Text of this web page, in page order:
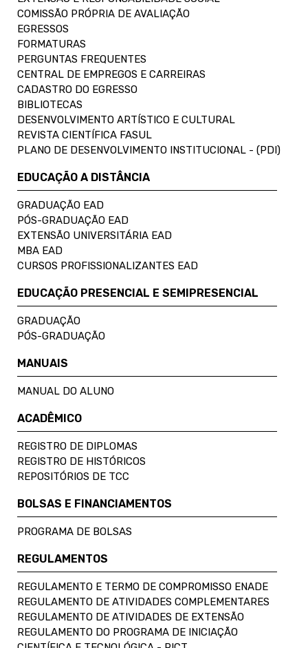
COMISSÃO PRÓPRIA DE AVALIAÇÃO
EGRESSOS
FORMATURAS
PERGUNTAS FREQUENTES
CENTRAL DE EMPREGOS E CARREIRAS
CADASTRO DO EGRESSO
BIBLIOTECAS
DESENVOLVIMENTO ARTÍSTICO E CULTURAL
REVISTA CIENTÍFICA FASUL
PLANO DE DESENVOLVIMENTO INSTITUCIONAL - (PDI)
EDUCAÇÃO A DISTÂNCIA
GRADUAÇÃO EAD
PÓS-GRADUAÇÃO EAD
EXTENSÃO UNIVERSITÁRIA EAD
MBA EAD
CURSOS PROFISSIONALIZANTES EAD
EDUCAÇÃO PRESENCIAL E SEMIPRESENCIAL
GRADUAÇÃO
PÓS-GRADUAÇÃO
MANUAIS
MANUAL DO ALUNO
ACADÊMICO
REGISTRO DE DIPLOMAS
REGISTRO DE HISTÓRICOS
REPOSITÓRIOS DE TCC
BOLSAS E FINANCIAMENTOS
PROGRAMA DE BOLSAS
REGULAMENTOS
REGULAMENTO E TERMO DE COMPROMISSO ENADE
REGULAMENTO DE ATIVIDADES COMPLEMENTARES
REGULAMENTO DE ATIVIDADES DE EXTENSÃO
REGULAMENTO DO PROGRAMA DE INICIAÇÃO